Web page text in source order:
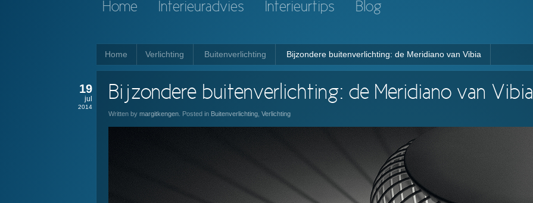
Home Interieuradvies Interieurtips Blog
Home Verlichting Buitenverlichting Bijzondere buitenverlichting: de Meridiano van Vibia
19
jul
2014
Bijzondere buitenverlichting: de Meridiano van Vibia
Written by margitkengen . Posted in Buitenverlichting Verlichting